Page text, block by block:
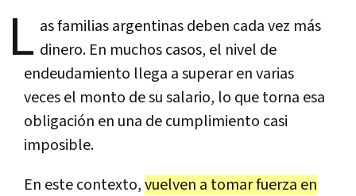
L as familias argentinas deben cada vez más
dinero. En muchos casos, el nivel de
endeudamiento llega a superar en varias
veces el monto de su salario, lo que torna esa
obligación en una de cumplimiento casi
imposible.
En este contexto,vuelven a tomar fuerza en